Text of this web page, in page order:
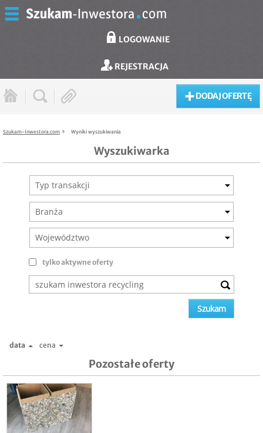
LOGOWANIE
REJESTRACJA
DODAJ OFERTĘ
Szukam-Inwestora.com Wyniki wyszukiwania
Wyszukiwarka
Typ transakcji
Branża
Województwo
tylko aktywne oferty
data cena
Pozostałe oferty